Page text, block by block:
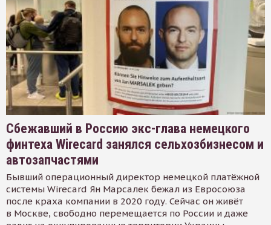
Сбежавший в Россию экс-глава немецкого
финтеха Wirecard занялся сельхозбизнесом и
автозапчастями
Бывший операционный директор немецкой платёжной
системы Wirecard Ян Марсалек бежал из Евросоюза
после краха компании в 2020 году. Сейчас он живёт
в Москве, свободно перемещается по России и даже